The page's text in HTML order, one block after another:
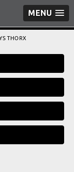
MENU
THORX